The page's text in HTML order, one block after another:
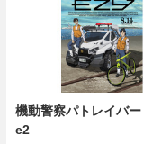
機動警察パトレイバ
e2